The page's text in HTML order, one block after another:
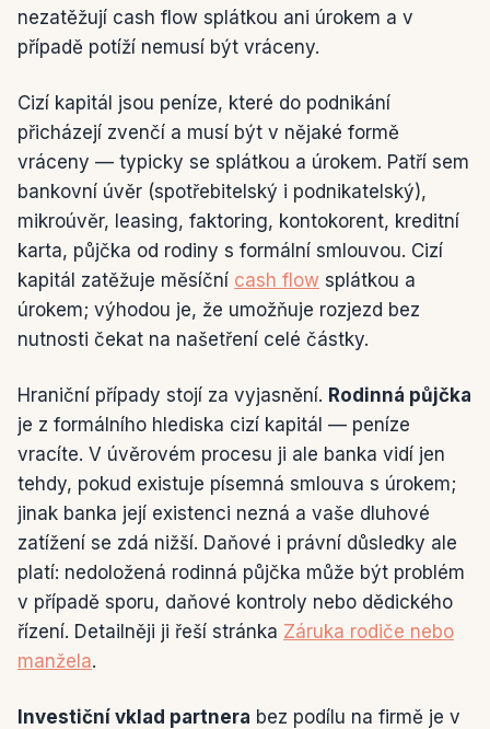
nezatěžují cash flow splátkou ani úrokem a v
případě potíží nemusí být vráceny.
Cizí kapitál jsou peníze, které do podnikání
přicházejí zvenčí a musí být v nějaké formě
vráceny — typicky se splátkou a úrokem. Patří sem
bankovní úvěr (spotřebitelský i podnikatelský),
mikroúvěr, leasing, faktoring, kontokorent, kreditní
karta, půjčka od rodiny s formální smlouvou. Cizí
kapitál zatěžuje měsíční cash flow splátkou a
úrokem; výhodou je, že umožňuje rozjezd bez
nutnosti čekat na našetření celé částky.
Hraniční případy stojí za vyjasnění. Rodinná půjčka
je z formálního hlediska cizí kapitál — peníze
vracíte. V úvěrovém procesu ji ale banka vidí jen
tehdy, pokud existuje písemná smlouva s úrokem;
jinak banka její existenci nezná a vaše dluhové
zatížení se zdá nižší. Daňové i právní důsledky ale
platí: nedoložená rodinná půjčka může být problém
v případě sporu, daňové kontroly nebo dědického
řízení. Detailněji ji řeší stránka Záruka rodiče nebo
manžela.
Investiční vklad partnera bez podílu na firmě je v